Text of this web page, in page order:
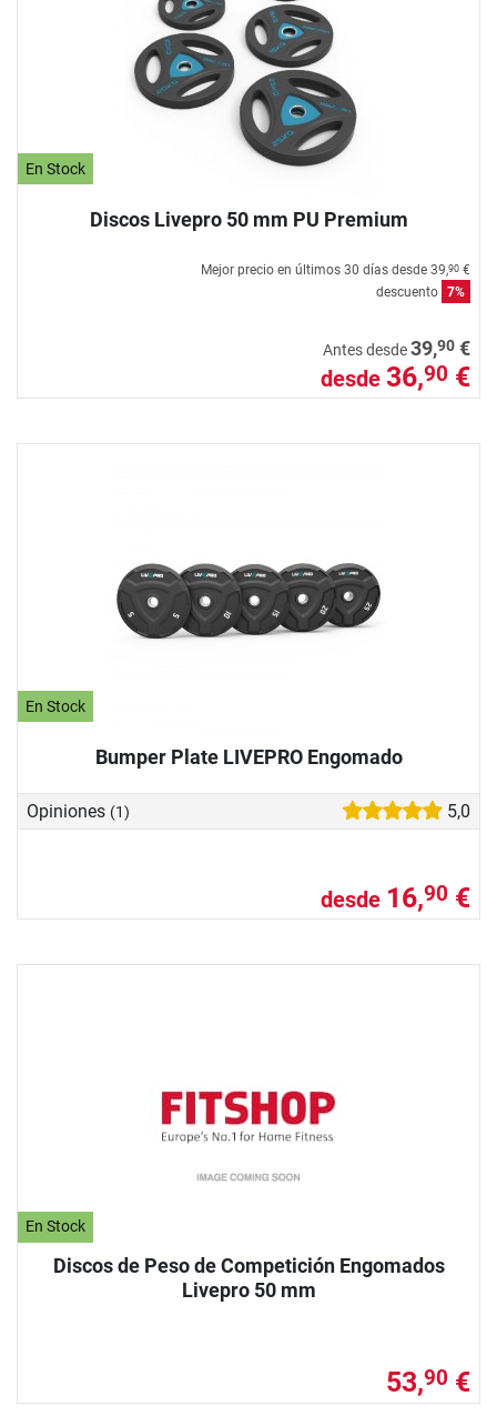
En Stock
Discos Livepro 50 mm PU Premium
Mejor precio en últimos 30 días desde 39,90 €
descuento 7%
Antes desde39,90 €
desde 36,90 €
En Stock
Bumper Plate LIVEPRO Engomado
Opiniones (1) 5,0
desde 16,90 €
En Stock
Discos de Peso de Competición Engomados
Livepro 50 mm
53,90 €